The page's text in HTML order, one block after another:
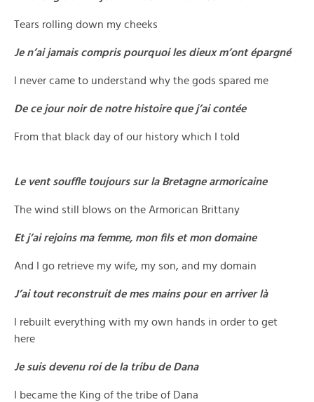
Tears rolling down my cheeks
Je n’ai jamais compris pourquoi les dieux m’ont épargné
I never came to understand why the gods spared me
De ce jour noir de notre histoire que j’ai contée
From that black day of our history which I told
Le vent souffle toujours sur la Bretagne armoricaine
The wind still blows on the Armorican Brittany
Et j’ai rejoins ma femme, mon fils et mon domaine
And I go retrieve my wife, my son, and my domain
J’ai tout reconstruit de mes mains pour en arriver là
I rebuilt everything with my own hands in order to get
here
Je suis devenu roi de la tribu de Dana
I became the King of the tribe of Dana